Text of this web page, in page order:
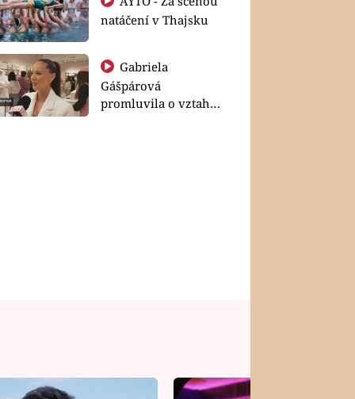
natáčení v Thajsku
Gabriela
Gášpárová
promluvila o vztahu